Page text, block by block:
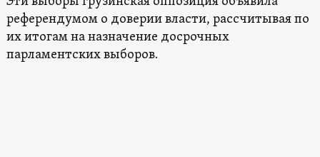
референдумом о доверии власти, рассчитывая по
их итогам на назначение досрочных
парламентских выборов.